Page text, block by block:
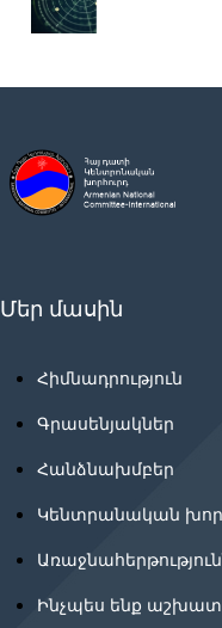
Մեր մասին
Հիմնադրություն
Գրասենյակներ
Հանձնախմբեր
Կենտրանական
Ինչպես ենք